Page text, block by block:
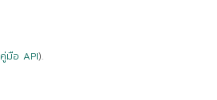
คู่มือ API).